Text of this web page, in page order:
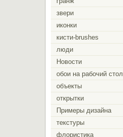
звери
иконки
кисти-brushes
люди
Новости
обои на рабочий стол
объекты
открытки
Примеры дизайна
текстуры
флористика